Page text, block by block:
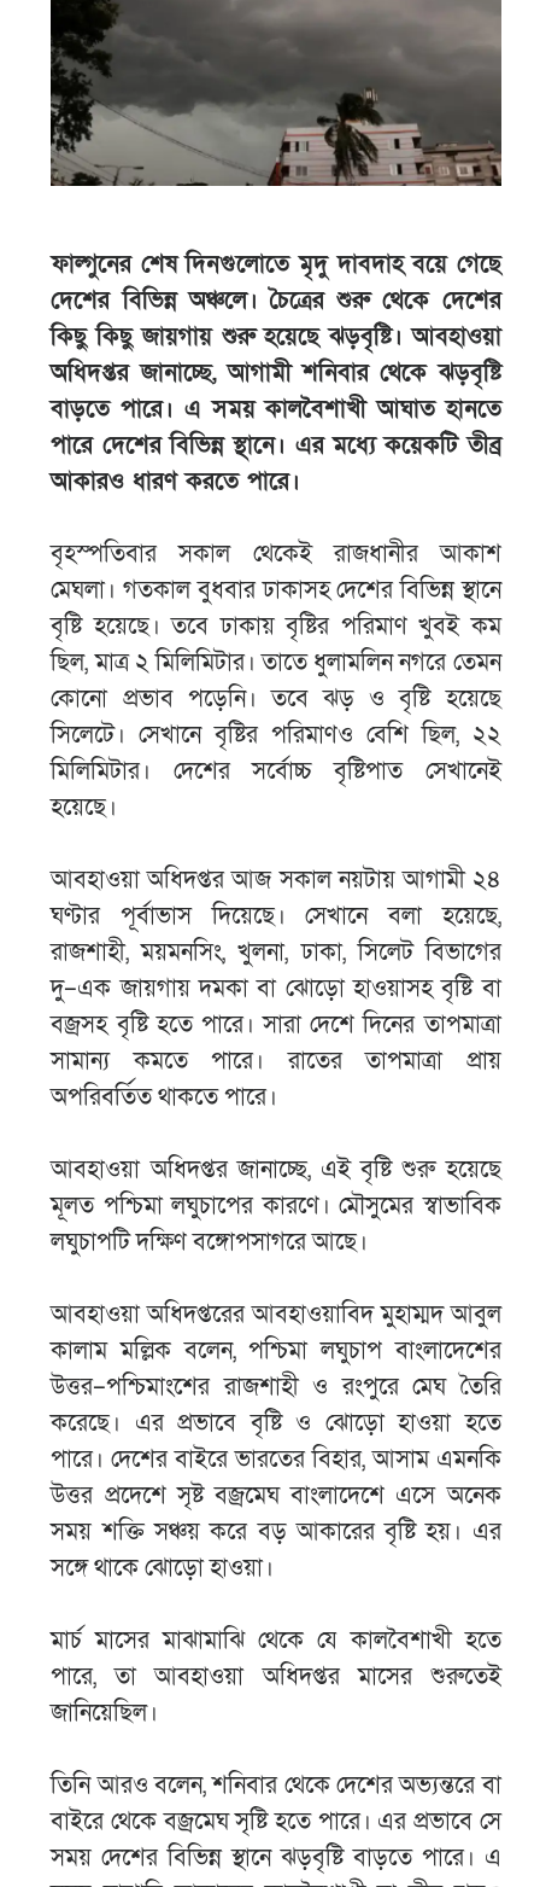
ফাল্গুনের শেষ দিনগুলোতে মৃদু দাবদাহ বয়ে গেছে
দেশের বিভিন্ন অঞ্চলে। চৈত্রের শুরু থেকে দেশের
কিছু কিছু জায়গায় শুরু হয়েছে ঝড়বৃষ্টি। আবহাওয়া
অধিদপ্তর জানাচ্ছে, আগামী শনিবার থেকে ঝড়বৃষ্টি
বাড়তে পারে। এ সময় কালবৈশাখী আঘাত হানতে
পারে দেশের বিভিন্ন স্থানে। এর মধ্যে কয়েকটি তীব্র
আকারও ধারণ করতে পারে।
বৃহস্পতিবার সকাল থেকেই রাজধানীর আকাশ
মেঘলা। গতকাল বুধবার ঢাকাসহ দেশের বিভিন্ন স্থানে
বৃষ্টি হয়েছে। তবে ঢাকায় বৃষ্টির পরিমাণ খুবই কম
ছিল, মাত্র ২ মিলিমিটার। তাতে ধুলামলিন নগরে তেমন
কোনো প্রভাব পড়েনি। তবে ঝড় ও বৃষ্টি হয়েছে
সিলেটে। সেখানে বৃষ্টির পরিমাণও বেশি ছিল, ২২
মিলিমিটার। দেশের সর্বোচ্চ বৃষ্টিপাত সেখানেই
হয়েছে।
আবহাওয়া অধিদপ্তর আজ সকাল নয়টায় আগামী ২৪
ঘণ্টার পূর্বাভাস দিয়েছে। সেখানে বলা হয়েছে,
রাজশাহী, ময়মনসিং, খুলনা, ঢাকা, সিলেট বিভাগের
দু–এক জায়গায় দমকা বা ঝোড়ো হাওয়াসহ বৃষ্টি বা
বজ্রসহ বৃষ্টি হতে পারে। সারা দেশে দিনের তাপমাত্রা
সামান্য কমতে পারে। রাতের তাপমাত্রা প্রায়
অপরিবর্তিত থাকতে পারে।
আবহাওয়া অধিদপ্তর জানাচ্ছে, এই বৃষ্টি শুরু হয়েছে
মূলত পশ্চিমা লঘুচাপের কারণে। মৌসুমের স্বাভাবিক
লঘুচাপটি দক্ষিণ বঙ্গোপসাগরে আছে।
আবহাওয়া অধিদপ্তরের আবহাওয়াবিদ মুহাম্মদ আবুল
কালাম মল্লিক বলেন, পশ্চিমা লঘুচাপ বাংলাদেশের
উত্তর–পশ্চিমাংশের রাজশাহী ও রংপুরে মেঘ তৈরি
করেছে। এর প্রভাবে বৃষ্টি ও ঝোড়ো হাওয়া হতে
পারে। দেশের বাইরে ভারতের বিহার, আসাম এমনকি
উত্তর প্রদেশে সৃষ্ট বজ্রমেঘ বাংলাদেশে এসে অনেক
সময় শক্তি সঞ্চয় করে বড় আকারের বৃষ্টি হয়। এর
সঙ্গে থাকে ঝোড়ো হাওয়া।
মার্চ মাসের মাঝামাঝি থেকে যে কালবৈশাখী হতে
পারে, তা আবহাওয়া অধিদপ্তর মাসের শুরুতেই
জানিয়েছিল।
তিনি আরও বলেন, শনিবার থেকে দেশের অভ্যন্তরে বা
বাইরে থেকে বজ্রমেঘ সৃষ্টি হতে পারে। এর প্রভাবে সে
সময় দেশের বিভিন্ন স্থানে ঝড়বৃষ্টি বাড়তে পারে। এ